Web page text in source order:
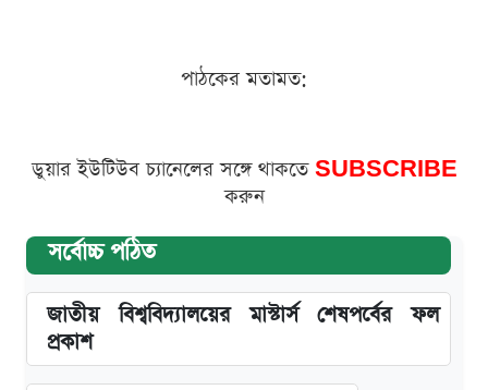
পাঠকের মতামত:
ডুয়ার ইউটিউব চ্যানেলের সঙ্গে থাকতে SUBSCRIBE
করুন
সর্বোচ্চ পঠিত
জাতীয় বিশ্ববিদ্যালয়ের মাস্টার্স শেষপর্বের ফল
প্রকাশ